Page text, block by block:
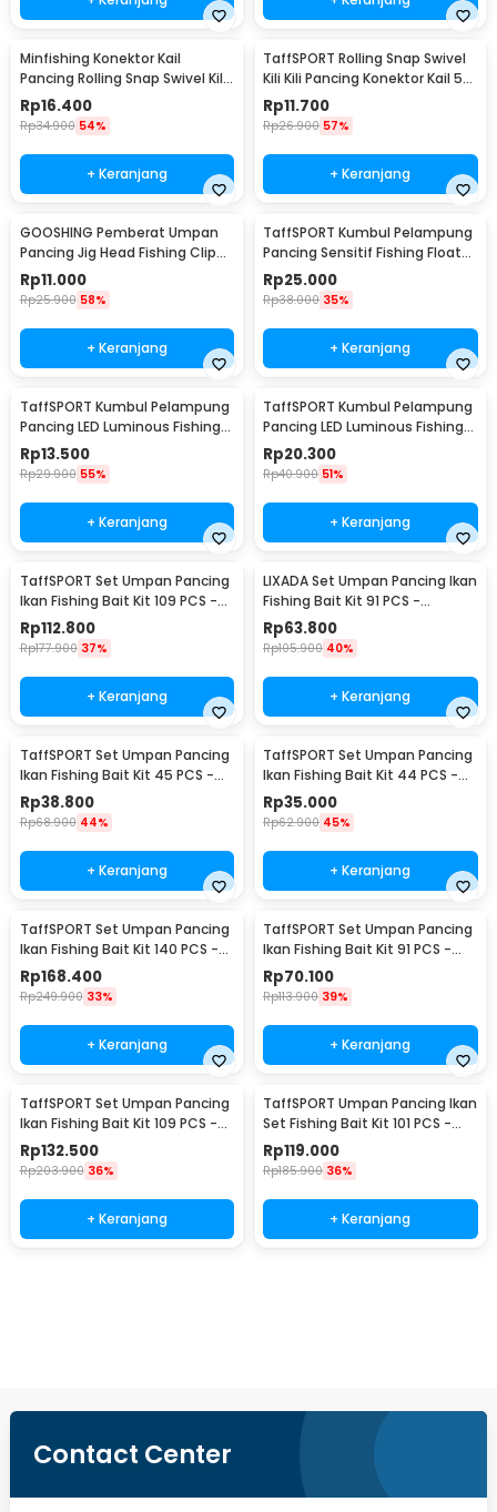
Minfishing Konektor Kail
Pancing Rolling Snap Swivel Kili
100 PCS 6# - YH12
Rp16.400
Rp34.900 54%
+ Keranjang
TaffSPORT Rolling Snap Swivel
Kili Kili Pancing Konektor Kail 50
PCS Size 12 - MRH10
Rp11.700
Rp26.900 57%
+ Keranjang
GOOSHING Pemberat Umpan
Pancing Jig Head Fishing Clip
0.2-2g 106 PCS
Rp11.000
Rp25.900 58%
+ Keranjang
TaffSPORT Kumbul Pelampung
Pancing Sensitif Fishing Float
10 PCS - P016
Rp25.000
Rp38.000 35%
+ Keranjang
TaffSPORT Kumbul Pelampung
Pancing LED Luminous Fishing
Float 1 PCS - YD03
Rp13.500
Rp29.900 55%
+ Keranjang
TaffSPORT Kumbul Pelampung
Pancing LED Luminous Fishing
Float 1 PCS - DS-10
Rp20.300
Rp40.900 51%
+ Keranjang
TaffSPORT Set Umpan Pancing
Ikan Fishing Bait Kit 109 PCS -
DWS250-A
Rp112.800
Rp177.900 37%
+ Keranjang
LIXADA Set Umpan Pancing Ikan
Fishing Bait Kit 91 PCS -
DWS250-B
Rp63.800
Rp105.900 40%
+ Keranjang
TaffSPORT Set Umpan Pancing
Ikan Fishing Bait Kit 45 PCS -
DWS250-C
Rp38.800
Rp68.900 44%
+ Keranjang
TaffSPORT Set Umpan Pancing
Ikan Fishing Bait Kit 44 PCS -
DWS250-D
Rp35.000
Rp62.900 45%
+ Keranjang
TaffSPORT Set Umpan Pancing
Ikan Fishing Bait Kit 140 PCS -
DWS250-E
Rp168.400
Rp249.900 33%
+ Keranjang
TaffSPORT Set Umpan Pancing
Ikan Fishing Bait Kit 91 PCS -
DWS250-F
Rp70.100
Rp113.900 39%
+ Keranjang
TaffSPORT Set Umpan Pancing
Ikan Fishing Bait Kit 109 PCS -
DWS250-G
Rp132.500
Rp203.900 36%
+ Keranjang
TaffSPORT Umpan Pancing Ikan
Set Fishing Bait Kit 101 PCS -
DWS250-H
Rp119.000
Rp185.900 36%
+ Keranjang
Contact Center